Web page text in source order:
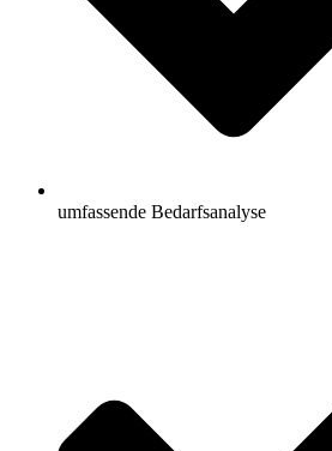
umfassende Bedarfsanalyse